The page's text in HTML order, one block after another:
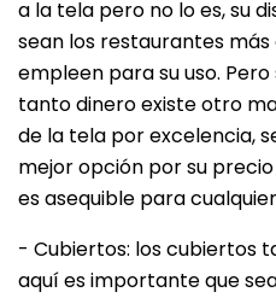
a la tela pero no lo es, su
sean los restaurantes
empleen para su uso.
tanto dinero existe otro
de la tela por excelencia,
mejor opción por su
es asequible para
- Cubiertos: los cubiertos
aquí es importante que